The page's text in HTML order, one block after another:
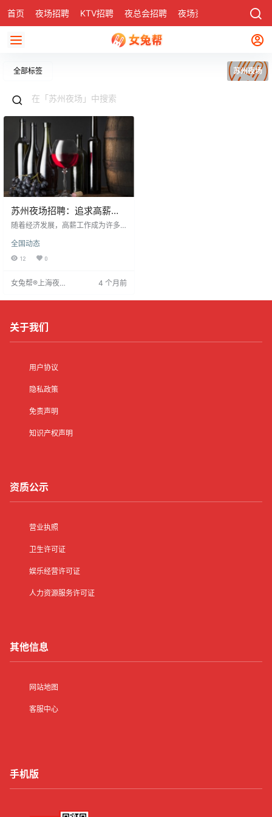
首页 夜场招聘 KTV招聘 夜总会招聘 夜场资讯 社区
全部标签 苏州夜场
苏州夜场招聘：追求高薪与
品质生活的选择
随着经济发展，高薪工作成为许多
稳定高薪工作对物质与精神需求至
关重要。苏州夜场招聘因其高薪资
求，应聘者需进行自我评估。员工
消费者提供优质服务，赢得青睐，
全国动态
12 0
女兔帮®上海夜场
4 个月前
关于我们
用户协议
隐私政策
免责声明
知识产权声明
资质公示
营业执照
卫生许可证
娱乐经营许可证
人力资源服务许可证
其他信息
网站地图
客服中心
手机版